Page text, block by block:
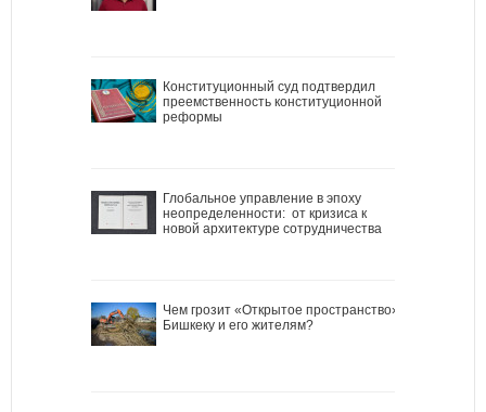
Конституционный суд подтвердил
преемственность конституционной
реформы
Глобальное управление в эпоху
неопределенности: от кризиса к
новой архитектуре сотрудничества
Чем грозит «Открытое пространство»
Бишкеку и его жителям?